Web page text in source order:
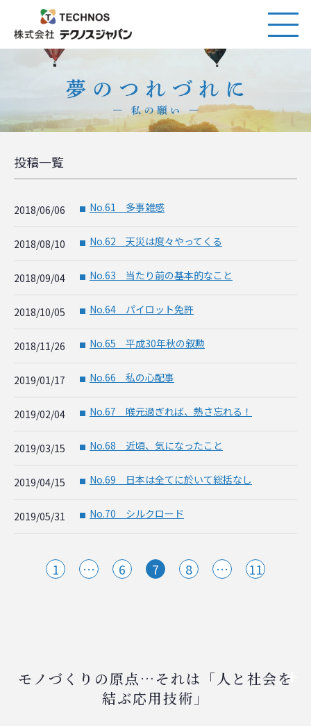
投稿一覧
2018/06/06 ■ No.61 多事雑感
2018/08/10 ■ No.62 天災は度々やってくる
2018/09/04 ■ No.63 当たり前の基本的なこと
2018/10/05 ■ No.64 パイロット免許
2018/11/26 ■ No.65 平成30年秋の叙勲
2019/01/17 ■ No.66 私の心配事
2019/02/04 ■ No.67 喉元過ぎれば、熱さ忘れる！
2019/03/15 ■ No.68 近頃、気になったこと
2019/04/15 ■ No.69 日本は全てに於いて総括なし
2019/05/31 ■ No.70 シルクロード
1 … 6 7 8 … 11
モノづくりの原点…それは「人と社会を
結ぶ応用技術」